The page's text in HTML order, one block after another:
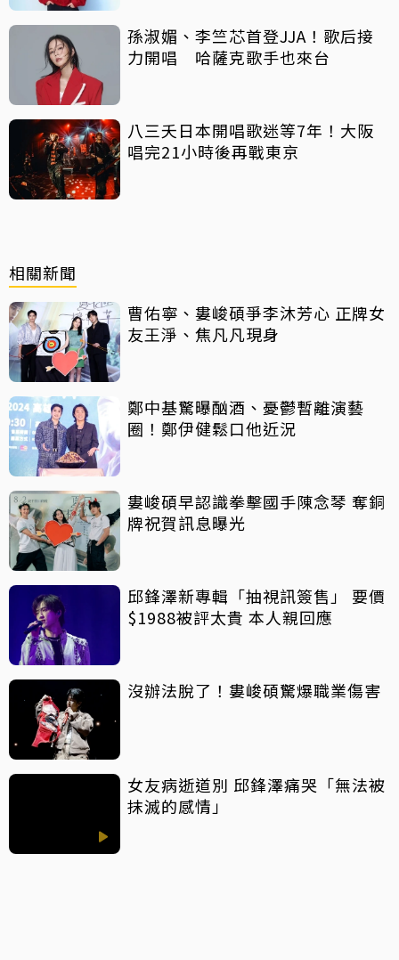
孫淑媚、李竺芯首登JJA！歌后接
力開唱 哈薩克歌手也來台
八三夭日本開唱歌迷等7年！大阪
唱完21小時後再戰東京
相關新聞
曹佑寧、婁峻碩爭李沐芳心 正牌女
友王淨、焦凡凡現身
鄭中基驚曝酗酒、憂鬱暫離演藝
圈！鄭伊健鬆口他近況
婁峻碩早認識拳擊國手陳念琴 奪銅
牌祝賀訊息曝光
邱鋒澤新專輯「抽視訊簽售」 要價
$1988被評太貴 本人親回應
沒辦法脫了！婁峻碩驚爆職業傷害
女友病逝道別 邱鋒澤痛哭「無法被
抹滅的感情」